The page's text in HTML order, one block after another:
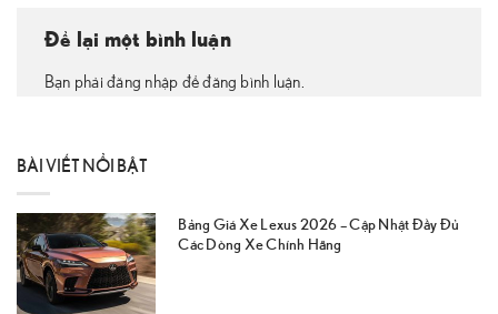
Để lại một bình luận
Bạn phải đăng nhập để đăng bình luận.
BÀI VIẾT NỔI BẬT
Bảng Giá Xe Lexus 2026 – Cập Nhật Đầy Đủ
Các Dòng Xe Chính Hãng